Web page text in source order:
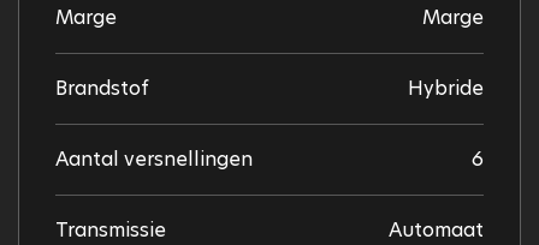
Marge Marge
Brandstof Hybride
Aantal versnellingen 6
Transmissie Automaat